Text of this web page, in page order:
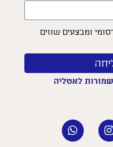
ומבצעים שווים
לאטליה